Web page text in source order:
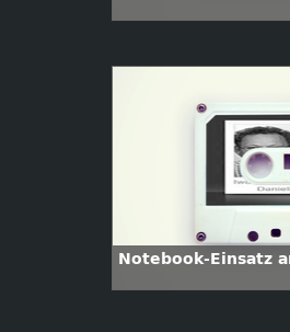
Notebook-Einsatz